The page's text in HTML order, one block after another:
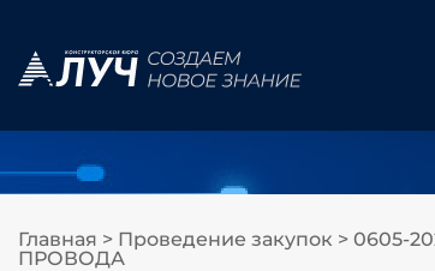
Главная > Проведение закупок > 0605-
ПРОВОДА